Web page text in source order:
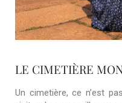
LE CIMETIÈRE
Un cimetière, ce n’est